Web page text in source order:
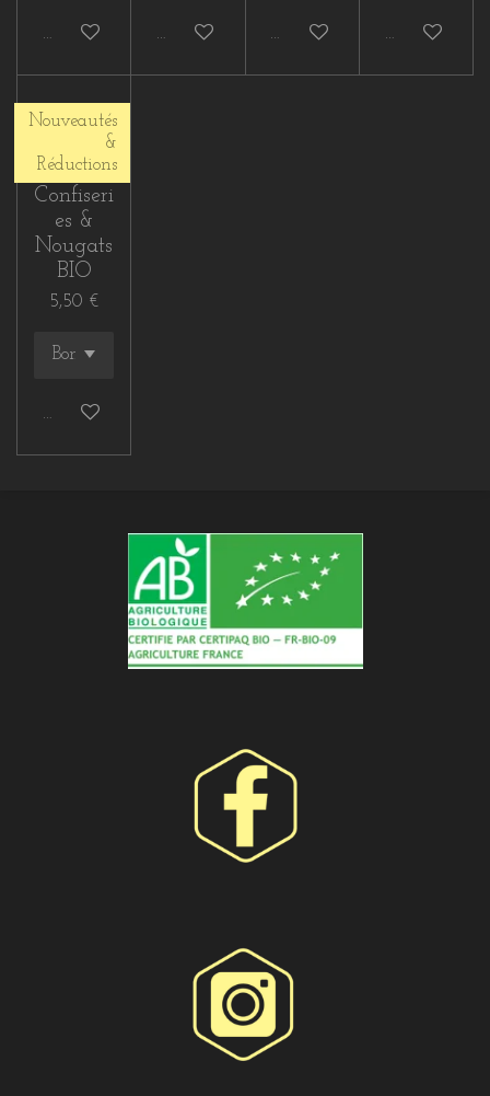
Ajouter au panierAjouter au panierAjouter au panierAjouter au
Nouveautés
&
Réductions
Confiseri
es &
Nougats
BIO
5,50 €
Ajouter au panier